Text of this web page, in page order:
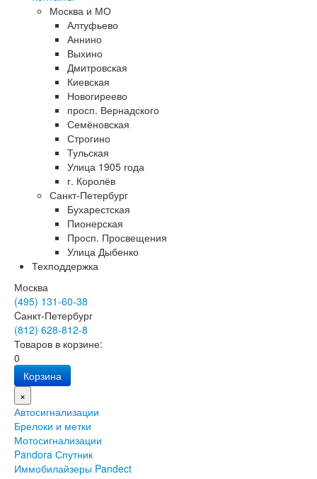
Москва и МО
Алтуфьево
Аннино
Выхино
Дмитровская
Киевская
Новогиреево
просп. Вернадского
Семёновская
Строгино
Тульская
Улица 1905 года
г. Королёв
Санкт-Петербург
Бухарестская
Пионерская
Просп. Просвещения
Улица Дыбенко
Техподдержка
Москва
(495) 131-60-38
Cанкт-Петербург
(812) 628-812-8
Товаров в корзине:
0
Корзина
×
Автосигнализации
Брелоки и метки
Мотосигнализации
Pandora Спутник
Иммобилайзеры Pandect